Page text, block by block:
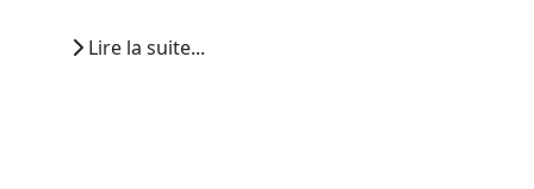
Lire la suite...